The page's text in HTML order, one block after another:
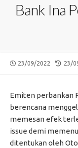
Bank Ina
PUBLISHED
23/09/2022
LAST
23/
Emiten perbankan
berencana
memesan efek
issue demi
ditentukan oleh